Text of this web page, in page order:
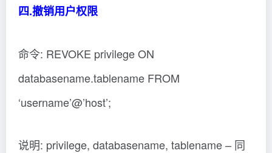
四.撤销用户权限
命令: REVOKE privilege ON
databasename.tablename FROM
‘username’@’host’;
说明: privilege, databasename, tablename – 同